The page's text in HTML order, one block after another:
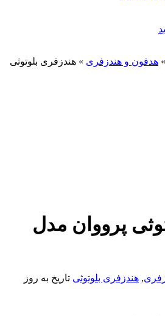
» هدفون و هندزفری » هندزفری بلوتوثی
پرووان مدل
, هندزفری بلوتوثی تاریخ به روز